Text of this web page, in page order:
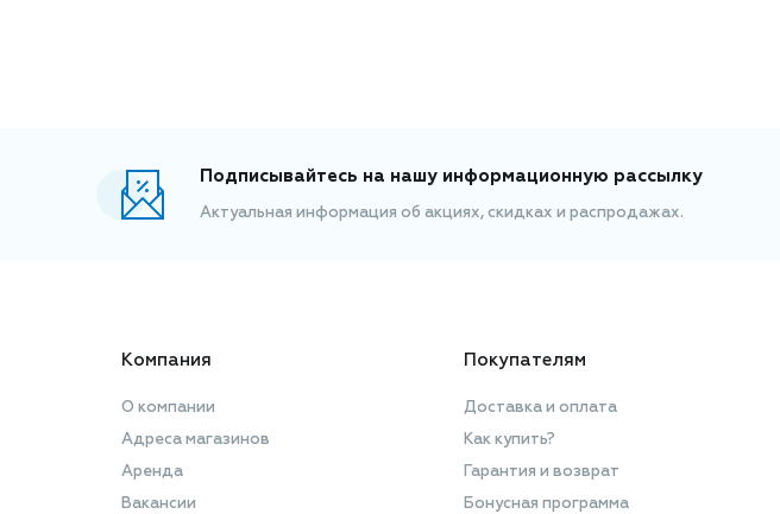
Подписывайтесь на нашу информационную рассылку
Актуальная информация об акциях, скидках и распродажах.
Компания
О компании
Адреса магазинов
Аренда
Вакансии
Покупателям
Доставка и оплата
Как купить?
Гарантия и возврат
Бонусная программа